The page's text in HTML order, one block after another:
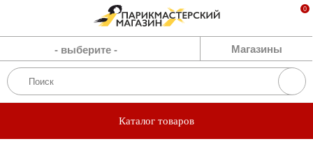
- выберите - Магазины
0
Бренды
Акции
Каталог товаров